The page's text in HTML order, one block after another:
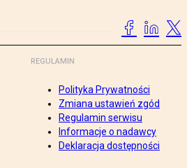
REGULAMIN
Polityka Prywatności
Zmiana ustawień zgód
Regulamin serwisu
Informacje o nadawcy
Deklaracja dostępności